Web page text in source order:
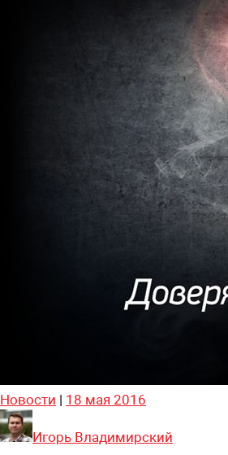
Новости | 18 мая 2016
Игорь Владимирский